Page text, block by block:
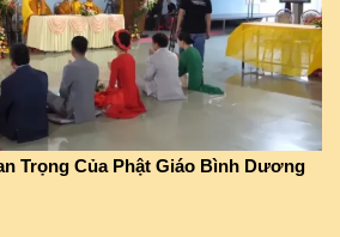
Trọng Của Phật Giáo Bình Dương